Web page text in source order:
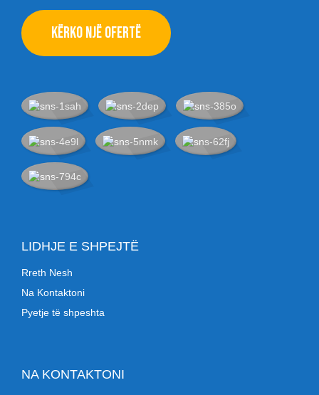
KËRKO NJË OFERTË
LIDHJE E SHPEJTË
Rreth Nesh
Na Kontaktoni
Pyetje të shpeshta
NA KONTAKTONI